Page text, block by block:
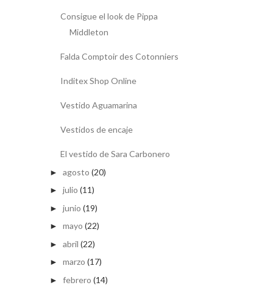
Consigue el look de Pippa
Middleton
Falda Comptoir des Cotonniers
Inditex Shop Online
Vestido Aguamarina
Vestidos de encaje
El vestido de Sara Carbonero
► agosto (20)
► julio (11)
► junio (19)
► mayo (22)
► abril (22)
► marzo (17)
► febrero (14)